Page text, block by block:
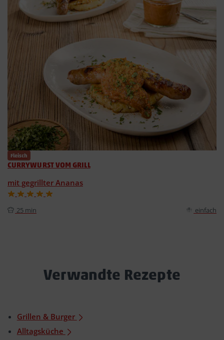
Fleisch
CURRYWURST VOM GRILL
mit gegrillter Ananas
25 min einfach
Verwandte Rezepte
Grillen & Burger
Alltagsküche